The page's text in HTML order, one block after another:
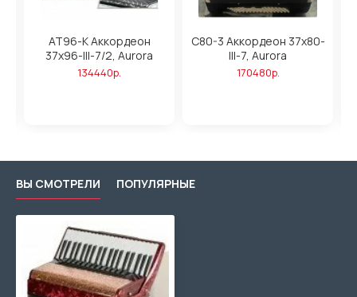
AT96-K Аккордеон
37х96-III-7/2, Aurora
134440р.
C80-3 Аккордеон 37х80-
III-7, Aurora
170480р.
ВЫ СМОТРЕЛИ ПОПУЛЯРНЫЕ